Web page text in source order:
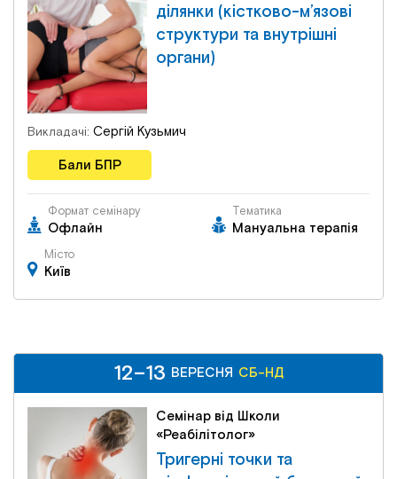
ділянки (кістково-м’язові
структури та внутрішні
органи)
Викладачі: Сергій Кузьмич
Бали БПР
Формат семінару
Офлайн
Тематика
Мануальна терапія
Місто
Київ
Семінар від Школи
«Реабілітолог»
Тригерні точки та
СБ-НД 12–13 ВЕРЕСНЯ
12–13 ВЕРЕСНЯ СБ-НД